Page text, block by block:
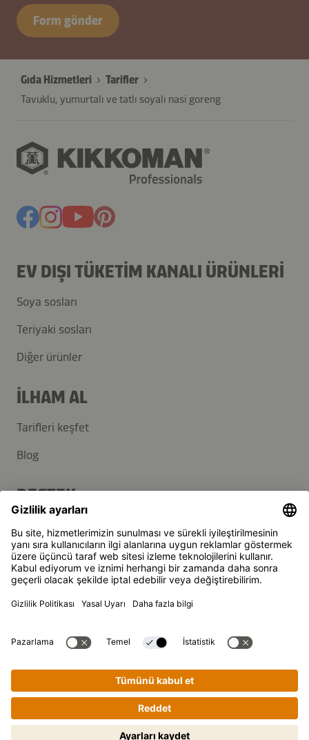
Adım adım yemek pişirme rehberi.
Form gönder
Gıda Hizmetleri
Tarifler
Tavuklu, yumurtalı ve tatlı soyalı nasi goreng
EV DIŞI TÜKETIM KANALI ÜRÜNLERI
Soya sosları
Teriyaki sosları
Diğer ürünler
İLHAM AL
Tarifleri keşfet
Blog
DESTEK
İletişim
SSS
Kikkoman, Japon Kikkoman Corporation'ın, tescilli markasıdır.
Theodorstraße 180, 40472 Düsseldorf, Germany
Düsseldorf Yerel Mahkemesi Ticaret Sicilinde kayıtlı: HRB
Gizlilik ayarları
Künye
Veri Gizliligi